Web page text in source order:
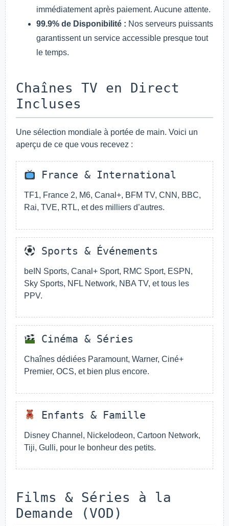
immédiatement après paiement. Aucune attente.
99.9% de Disponibilité : Nos serveurs puissants
garantissent un service accessible presque tout
le temps.
Chaînes TV en Direct
Incluses
Une sélection mondiale à portée de main. Voici un
aperçu de ce que vous recevez :
France & International
TF1, France 2, M6, Canal+, BFM TV, CNN, BBC,
Rai, TVE, RTL, et des milliers d’autres.
Sports & Événements
beIN Sports, Canal+ Sport, RMC Sport, ESPN,
Sky Sports, NFL Network, NBA TV, et tous les
PPV.
Cinéma & Séries
Chaînes dédiées Paramount, Warner, Ciné+
Premier, OCS, et bien plus encore.
Enfants & Famille
Disney Channel, Nickelodeon, Cartoon Network,
Tiji, Gulli, pour le bonheur des petits.
Films & Séries à la
Demande (VOD)